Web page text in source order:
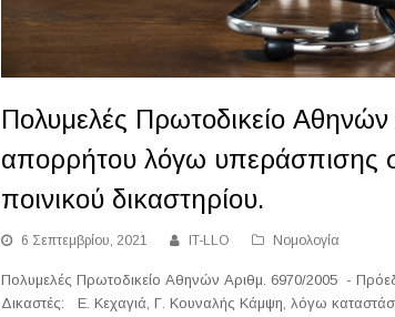
Πολυμελές Πρωτοδικείο
απορρήτου λόγω υπεράσπισης
ποινικού δικαστηρίου.
6 Σεπτεμβρίου, 2021 IT-LLO Νομολογία
Πολυμελές Πρωτοδικείο Αθηνών Αριθμ. 6970/2005 -
Δικαστές: Ε. Κεχαγιά, Γ. Κουναλής Κάμψη, λόγω